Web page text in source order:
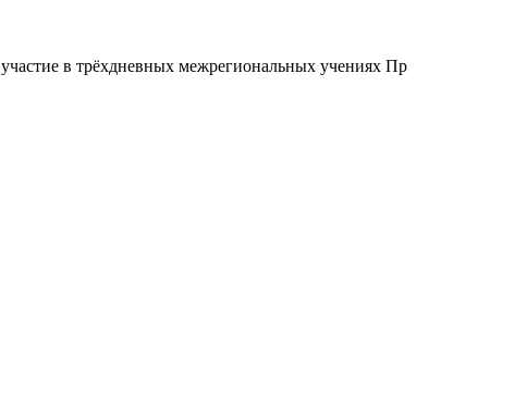
в трёхдневных межрегиональных учениях Пр